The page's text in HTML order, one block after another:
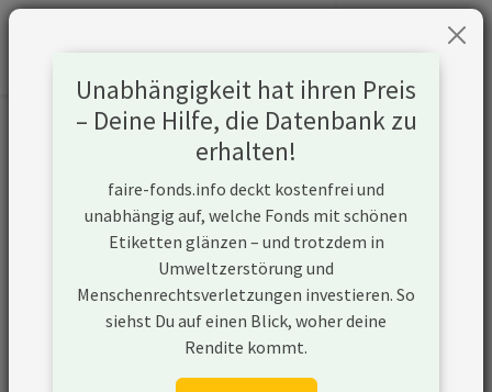
Informationen zum Unternehmen
Mercedes Benz Group
https://www.daimler.com/de/
Konflikte
Die Mercedes Benz Group
(ehemals Daimler AG) ist ein
Unabhängigkeit hat ihren Preis
– Deine Hilfe, die Datenbank zu
erhalten!
faire-fonds.info deckt kostenfrei und
unabhängig auf, welche Fonds mit schönen
Etiketten glänzen – und trotzdem in
Umweltzerstörung und
Menschenrechtsverletzungen investieren. So
siehst Du auf einen Blick, woher deine
Rendite kommt.